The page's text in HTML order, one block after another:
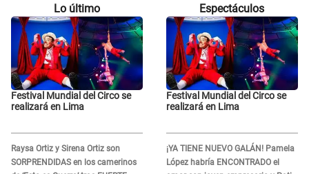
Lo último
Festival Mundial del Circo se
realizará en Lima
Raysa Ortiz y Sirena Ortiz son
SORPRENDIDAS en los camerinos
Espectáculos
Festival Mundial del Circo se
realizará en Lima
¡YA TIENE NUEVO GALÁN! Pamela
López habría ENCONTRADO el